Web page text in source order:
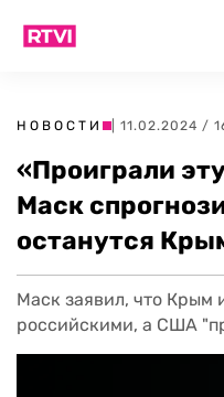
НОВОСТИ | 11.02.2024 /
«Проиграли
Маск
останутся
Маск заявил, что Крым
российскими, а США